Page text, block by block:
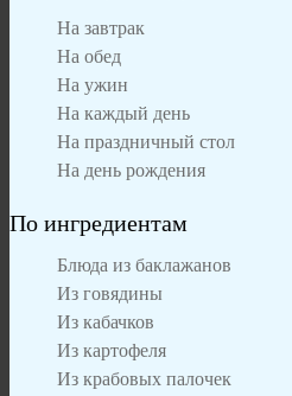
На завтрак
На обед
На ужин
На каждый день
На праздничный стол
На день рождения
По ингредиентам
Блюда из баклажанов
Из говядины
Из кабачков
Из картофеля
Из крабовых палочек